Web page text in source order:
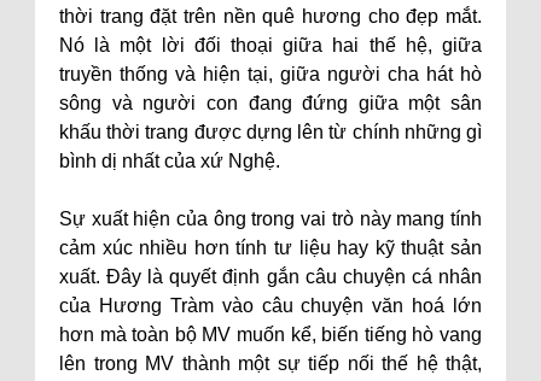
thời trang đặt trên nền quê hương cho đẹp mắt.
Nó là một lời đối thoại giữa hai thế hệ, giữa
truyền thống và hiện tại, giữa người cha hát hò
sông và người con đang đứng giữa một sân
khấu thời trang được dựng lên từ chính những gì
bình dị nhất của xứ Nghệ.
Sự xuất hiện của ông trong vai trò này mang tính
cảm xúc nhiều hơn tính tư liệu hay kỹ thuật sản
xuất. Đây là quyết định gắn câu chuyện cá nhân
của Hương Tràm vào câu chuyện văn hoá lớn
hơn mà toàn bộ MV muốn kể, biến tiếng hò vang
lên trong MV thành một sự tiếp nối thế hệ thật,